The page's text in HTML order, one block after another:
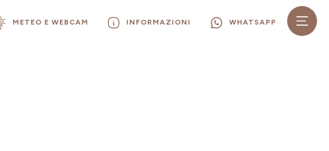
METEO E WEBCAM INFORMAZIONI WHATSAPP